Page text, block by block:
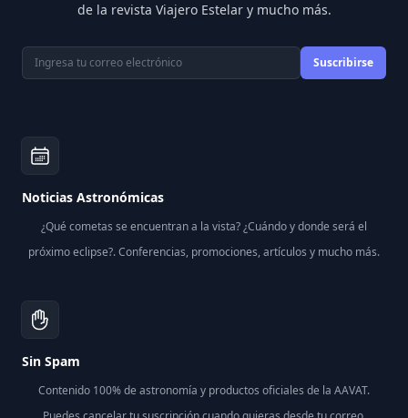
de la revista Viajero Estelar y mucho más.
Correo electrónico Suscribirse
Noticias Astronómicas
¿Qué cometas se encuentran a la vista? ¿Cuándo y donde será el
próximo eclipse?. Conferencias, promociones, artículos y mucho más.
Sin Spam
Contenido 100% de astronomía y productos oficiales de la AAVAT.